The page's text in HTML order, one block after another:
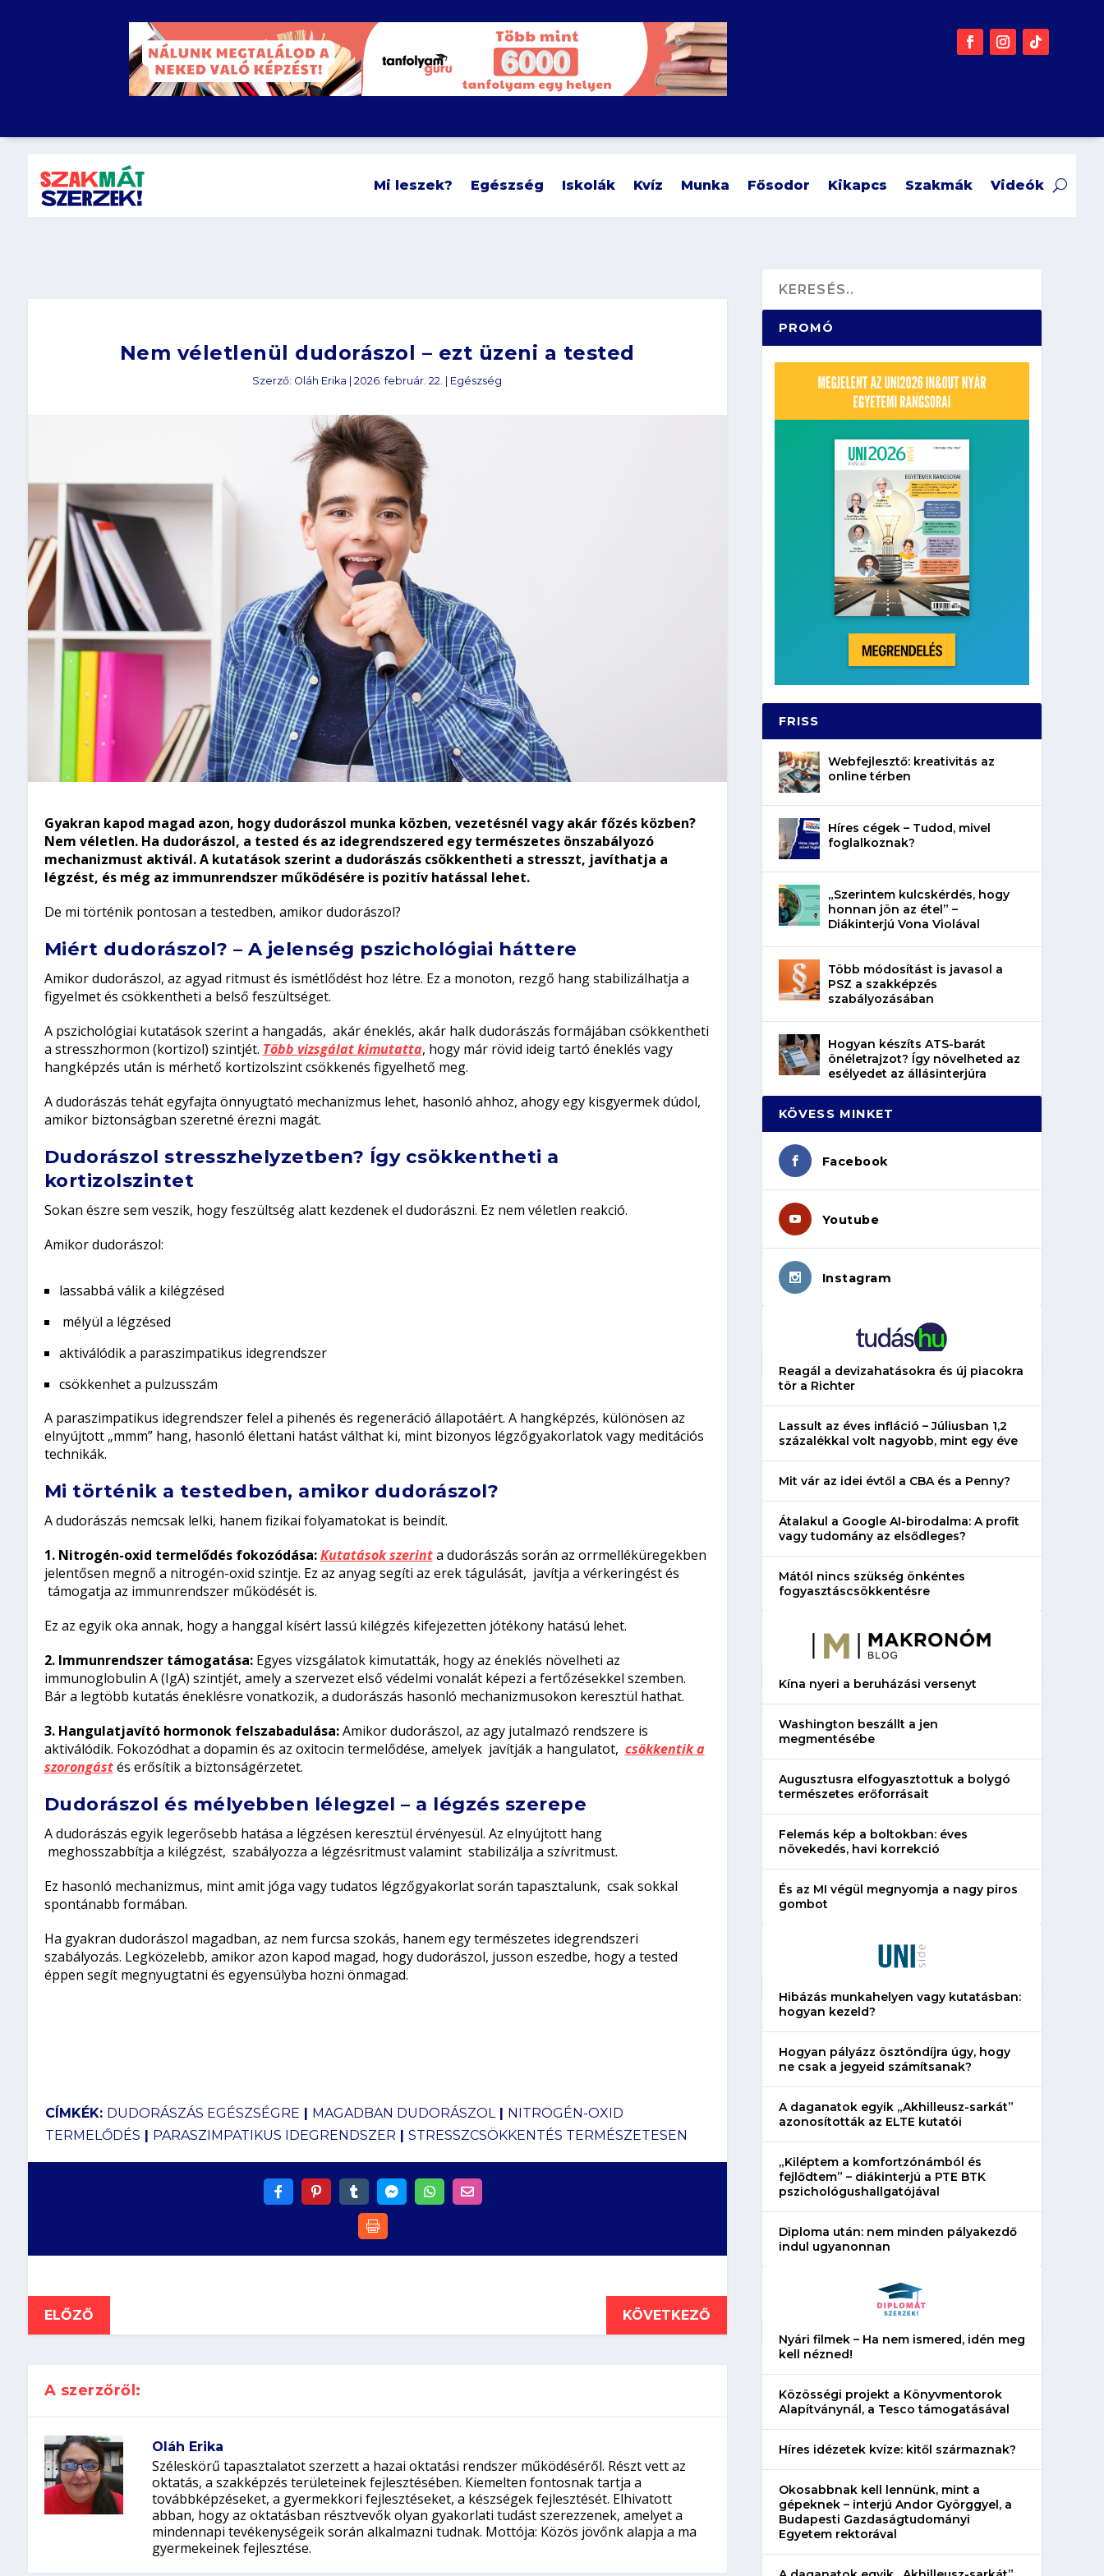
.
Mi leszek? Egészség Iskolák Kvíz Munka Fősodor Kikapcs Szakmák Videók
Nem véletlenül dudorászol – ezt üzeni a tested
Szerző: Oláh Erika |2026. február. 22. Egészség
Gyakran kapod magad azon, hogy dudorászol munka közben, vezetésnél vagy akár főzés közben?
Nem véletlen. Ha dudorászol, a tested és az idegrendszered egy természetes önszabályozó
mechanizmust aktivál. A kutatások szerint a dudorászás csökkentheti a stresszt, javíthatja a
légzést, és még az immunrendszer működésére is pozitív hatással lehet.
De mi történik pontosan a testedben, amikor dudorászol?
Miért dudorászol? – A jelenség pszichológiai háttere
Amikor dudorászol, az agyad ritmust és ismétlődést hoz létre. Ez a monoton, rezgő hang stabilizálhatja a
figyelmet és csökkentheti a belső feszültséget.
A pszichológiai kutatások szerint a hangadás, akár éneklés, akár halk dudorászás formájában csökkentheti
a stresszhormon (kortizol) szintjét. Több vizsgálat kimutatta, hogy már rövid ideig tartó éneklés vagy
hangképzés után is mérhető kortizolszint csökkenés figyelhető meg.
A dudorászás tehát egyfajta önnyugtató mechanizmus lehet, hasonló ahhoz, ahogy egy kisgyermek dúdol,
amikor biztonságban szeretné érezni magát.
Dudorászol stresszhelyzetben? Így csökkentheti a
kortizolszintet
Sokan észre sem veszik, hogy feszültség alatt kezdenek el dudorászni. Ez nem véletlen reakció.
Amikor dudorászol:
lassabbá válik a kilégzésed
mélyül a légzésed
aktiválódik a paraszimpatikus idegrendszer
csökkenhet a pulzusszám
A paraszimpatikus idegrendszer felel a pihenés és regeneráció állapotáért. A hangképzés, különösen az
elnyújtott „mmm” hang, hasonló élettani hatást válthat ki, mint bizonyos légzőgyakorlatok vagy meditációs
technikák.
Mi történik a testedben, amikor dudorászol?
A dudorászás nemcsak lelki, hanem fizikai folyamatokat is beindít.
1. Nitrogén-oxid termelődés fokozódása: Kutatások szerinta dudorászás során az orrmelléküregekben
jelentősen megnő a nitrogén-oxid szintje. Ez az anyag segíti az erek tágulását, javítja a vérkeringést és
támogatja az immunrendszer működését is.
Ez az egyik oka annak, hogy a hanggal kísért lassú kilégzés kifejezetten jótékony hatású lehet.
2. Immunrendszer támogatása:Egyes vizsgálatok kimutatták, hogy az éneklés növelheti az
immunoglobulin A (IgA) szintjét, amely a szervezet első védelmi vonalát képezi a fertőzésekkel szemben.
Bár a legtöbb kutatás éneklésre vonatkozik, a dudorászás hasonló mechanizmusokon keresztül hathat.
3. Hangulatjavító hormonok felszabadulása:Amikor dudorászol, az agy jutalmazó rendszere is
aktiválódik. Fokozódhat a dopamin és az oxitocin termelődése, amelyek javítják a hangulatot, csökkentik a
szorongástés erősítik a biztonságérzetet.
Dudorászol és mélyebben lélegzel – a légzés szerepe
A dudorászás egyik legerősebb hatása a légzésen keresztül érvényesül. Az elnyújtott hang
meghosszabbítja a kilégzést, szabályozza a légzésritmust valamint stabilizálja a szívritmust.
Ez hasonló mechanizmus, mint amit jóga vagy tudatos légzőgyakorlat során tapasztalunk, csak sokkal
spontánabb formában.
Ha gyakran dudorászol magadban, az nem furcsa szokás, hanem egy természetes idegrendszeri
szabályozás. Legközelebb, amikor azon kapod magad, hogy dudorászol, jusson eszedbe, hogy a tested
éppen segít megnyugtatni és egyensúlyba hozni önmagad.
CÍMKÉK: DUDORÁSZÁS EGÉSZSÉGRE | MAGADBAN DUDORÁSZOL | NITROGÉN-OXID
TERMELŐDÉS | PARASZIMPATIKUS IDEGRENDSZER | STRESSZCSÖKKENTÉS TERMÉSZETESEN
ELŐZŐ KÖVETKEZŐ
A szerzőről:
Oláh Erika
Széleskörű tapasztalatot szerzett a hazai oktatási rendszer működéséről. Részt vett az
oktatás, a szakképzés területeinek fejlesztésében. Kiemelten fontosnak tartja a
továbbképzéseket, a gyermekkori fejlesztéseket, a készségek fejlesztését. Elhivatott
abban, hogy az oktatásban résztvevők olyan gyakorlati tudást szerezzenek, amelyet a
mindennapi tevékenységeik során alkalmazni tudnak. Mottója: Közös jövőnk alapja a ma
gyermekeinek fejlesztése.
PROMÓ
FRISS
Webfejlesztő: kreativitás az
online térben
Híres cégek – Tudod, mivel
foglalkoznak?
„Szerintem kulcskérdés, hogy
honnan jön az étel” –
Diákinterjú Vona Violával
Több módosítást is javasol a
PSZ a szakképzés
szabályozásában
Hogyan készíts ATS-barát
önéletrajzot? Így növelheted az
esélyedet az állásinterjúra
KÖVESS MINKET
Facebook
Youtube
Instagram
Reagál a devizahatásokra és új piacokra
tör a Richter
Lassult az éves infláció – Júliusban 1,2
százalékkal volt nagyobb, mint egy éve
Mit vár az idei évtől a CBA és a Penny?
Átalakul a Google AI-birodalma: A profit
vagy tudomány az elsődleges?
Mától nincs szükség önkéntes
fogyasztáscsökkentésre
Kína nyeri a beruházási versenyt
Washington beszállt a jen
megmentésébe
Augusztusra elfogyasztottuk a bolygó
természetes erőforrásait
Felemás kép a boltokban: éves
növekedés, havi korrekció
És az MI végül megnyomja a nagy piros
gombot
Hibázás munkahelyen vagy kutatásban:
hogyan kezeld?
Hogyan pályázz ösztöndíjra úgy, hogy
ne csak a jegyeid számítsanak?
A daganatok egyik „Akhilleusz-sarkát”
azonosították az ELTE kutatói
„Kiléptem a komfortzónámból és
fejlődtem” – diákinterjú a PTE BTK
pszichológushallgatójával
Diploma után: nem minden pályakezdő
indul ugyanonnan
Nyári filmek – Ha nem ismered, idén meg
kell nézned!
Közösségi projekt a Könyvmentorok
Alapítványnál, a Tesco támogatásával
Híres idézetek kvíze: kitől származnak?
Okosabbnak kell lennünk, mint a
gépeknek – interjú Andor Györggyel, a
Budapesti Gazdaságtudományi
Egyetem rektorával